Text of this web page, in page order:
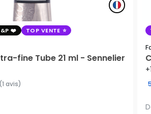
TOP VENTE
fine Tube 21 ml - Sennelier
(1 avis)